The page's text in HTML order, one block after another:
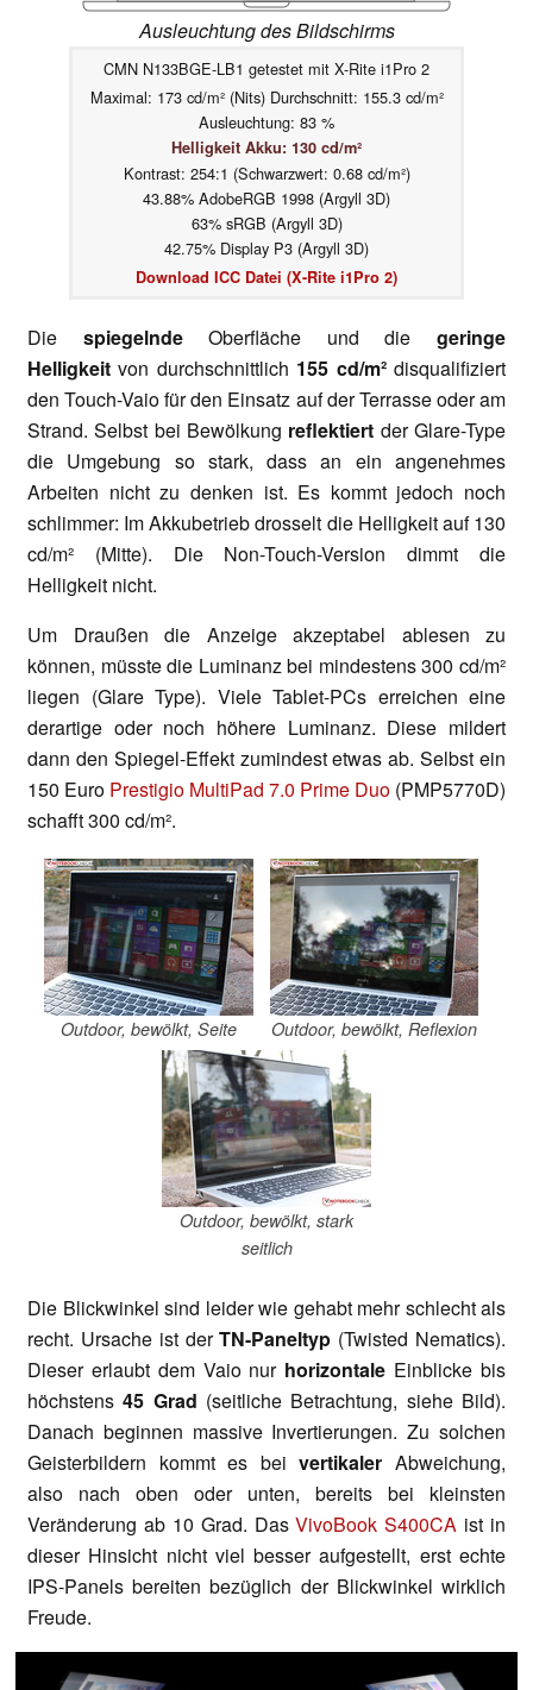
Ausleuchtung des Bildschirms
CMN N133BGE-LB1 getestet mit X-Rite i1Pro 2
Maximal: 173 cd/m² (Nits) Durchschnitt: 155.3 cd/m²
Ausleuchtung: 83 %
Helligkeit Akku: 130 cd/m²
Kontrast: 254:1 (Schwarzwert: 0.68 cd/m²)
43.88% AdobeRGB 1998 (Argyll 3D)
63% sRGB (Argyll 3D)
42.75% Display P3 (Argyll 3D)
Download ICC Datei (X-Rite i1Pro 2)
Die spiegelndeOberfläche und diegeringe
Helligkeit von durchschnittlich 155 cd/m²disqualifiziert
den Touch-Vaio für den Einsatz auf der Terrasse oder am
Strand. Selbst bei Bewölkung reflektiert der Glare-Type
die Umgebung so stark, dass an ein angenehmes
Arbeiten nicht zu denken ist. Es kommt jedoch noch
schlimmer: Im Akkubetrieb drosselt die Helligkeit auf 130
cd/m² (Mitte). Die Non-Touch-Version dimmt die
Helligkeit nicht.
Um Draußen die Anzeige akzeptabel ablesen zu
können, müsste die Luminanz bei mindestens 300 cd/m²
liegen (Glare Type). Viele Tablet-PCs erreichen eine
derartige oder noch höhere Luminanz. Diese mildert
dann den Spiegel-Effekt zumindest etwas ab.Selbst ein
150 Euro Prestigio MultiPad 7.0 Prime Duo (PMP5770D)
schafft 300 cd/m².
Outdoor, bewölkt, Seite Outdoor, bewölkt, Reflexion
Outdoor, bewölkt, stark
seitlich
Die Blickwinkel sind leider wie gehabt mehr schlecht als
recht. Ursache ist derTN-Paneltyp (Twisted Nematics).
Dieser erlaubt dem Vaio nur horizontale Einblicke bis
höchstens45 Grad (seitliche Betrachtung, siehe Bild).
Danach beginnen massive Invertierungen. Zu solchen
Geisterbildern kommt es beivertikalerAbweichung,
also nach oben oder unten, bereits bei kleinsten
Veränderung ab 10 Grad. DasVivoBook S400CA ist in
dieser Hinsicht nicht viel besser aufgestellt, erst echte
IPS-Panels bereiten bezüglich der Blickwinkel wirklich
Freude.